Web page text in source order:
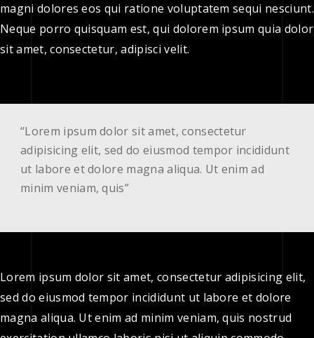
magni dolores eos qui ratione voluptatem sequi nesciunt.
Neque porro quisquam est, qui dolorem ipsum quia dolor
sit amet, consectetur, adipisci velit.
“Lorem ipsum dolor sit amet, consectetur
adipisicing elit, sed do eiusmod tempor incididunt
ut labore et dolore magna aliqua. Ut enim ad
minim veniam, quis”
Lorem ipsum dolor sit amet, consectetur adipisicing elit,
sed do eiusmod tempor incididunt ut labore et dolore
magna aliqua. Ut enim ad minim veniam, quis nostrud